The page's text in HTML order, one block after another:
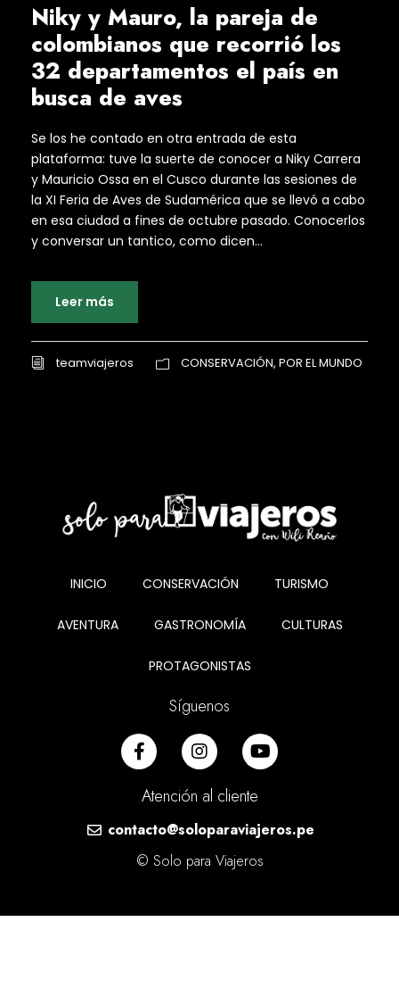
Niky y Mauro, la pareja de
colombianos que recorrió los
32 departamentos el país en
busca de aves
Se los he contado en otra entrada de esta
plataforma: tuve la suerte de conocer a Niky Carrera
y Mauricio Ossa en el Cusco durante las sesiones de
la XI Feria de Aves de Sudamérica que se llevó a cabo
en esa ciudad a fines de octubre pasado. Conocerlos
y conversar un tantico, como dicen...
Leer más
teamviajeros CONSERVACIÓN, POR EL MUNDO
INICIO CONSERVACIÓN TURISMO
AVENTURA GASTRONOMÍA CULTURAS
PROTAGONISTAS
Síguenos
Atención al cliente
contacto@soloparaviajeros.pe
© Solo para Viajeros